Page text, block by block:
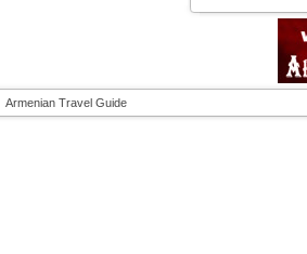
Armenian Travel Guide